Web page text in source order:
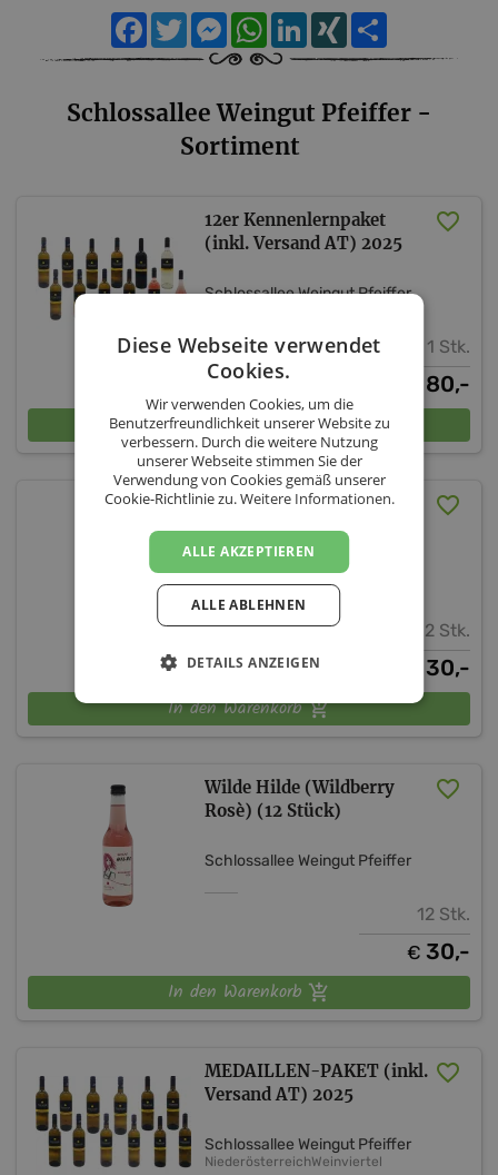
FacebookTwitterMessengerWhatsApp
LinkedIn
XING
Schlossallee Weingut Pfeiffer -
Sortiment
12er Kennenlernpaket
(inkl. Versand AT) 2025
Schlossallee Weingut Pfeiffer
1 Stk.
80,-
In den Warenkorb
Sommer Sprizz 4.0 (12
Stück)
Schlossallee Weingut Pfeiffer
12 Stk.
30,-
In den Warenkorb
Wilde Hilde (Wildberry
Rosè) (12 Stück)
Schlossallee Weingut Pfeiffer
12 Stk.
€ 30,-
In den Warenkorb
MEDAILLEN-PAKET (inkl.
Versand AT) 2025
Schlossallee Weingut Pfeiffer
NiederösterreichWeinviertel
Diese Webseite verwendet
Cookies.
Wir verwenden Cookies, um die
Benutzerfreundlichkeit unserer Website zu
verbessern. Durch die weitere Nutzung
unserer Webseite stimmen Sie der
Verwendung von Cookies gemäß unserer
Cookie-Richtlinie zu.Weitere Informationen.
ALLE AKZEPTIEREN
ALLE ABLEHNEN
DETAILS ANZEIGEN